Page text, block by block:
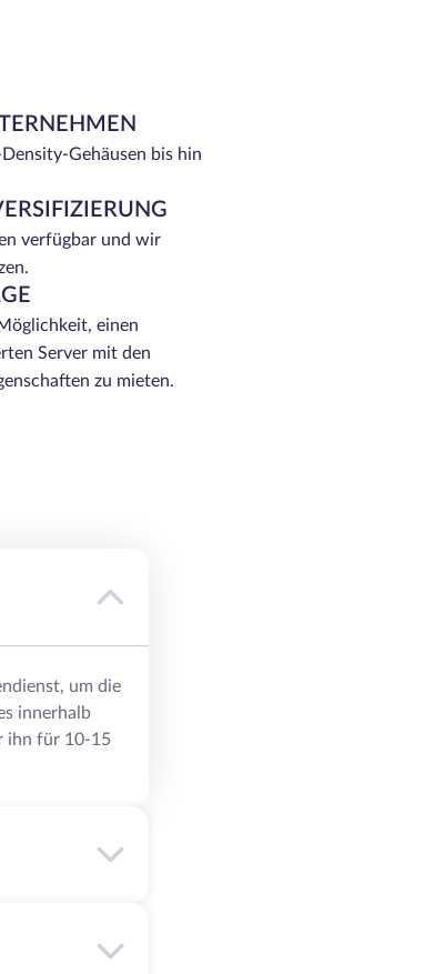
Gehäusen bis hin
verfügbar und wir
einen
Server mit den
zu mieten.
um die
innerhalb
ihn für 10-15